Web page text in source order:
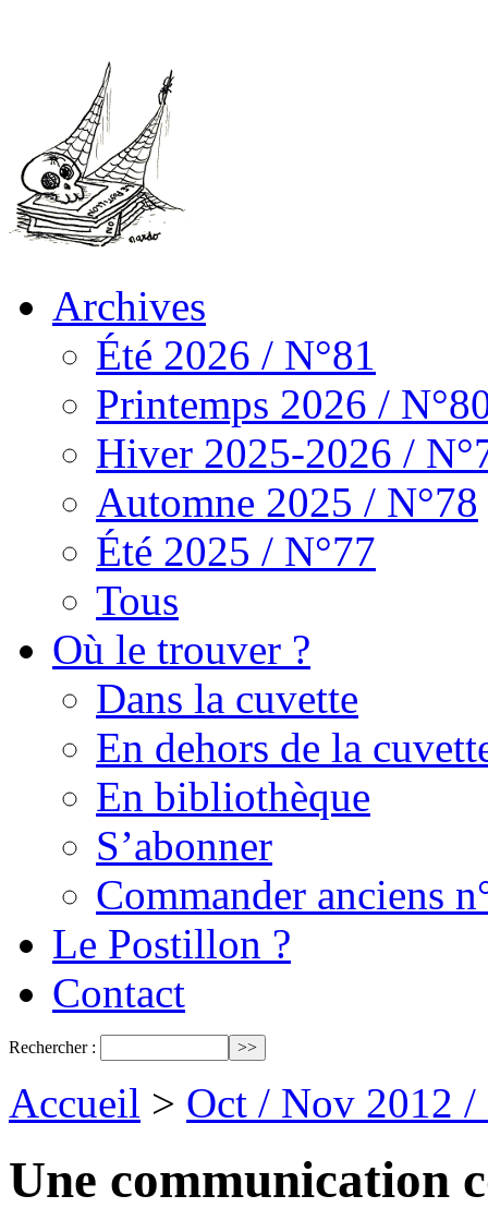
Archives
Été 2026 / N°81
Printemps 2026 /
Hiver 2025-2026 /
Automne 2025 / N°78
Été 2025 / N°77
Tous
Où le trouver ?
Dans la cuvette
En dehors de la
En bibliothèque
S’abonner
Commander anciens
Le Postillon ?
Contact
Rechercher :
Accueil > Oct / Nov 2012 /
Une communication